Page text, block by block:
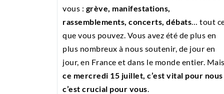
vous : grève, manifestations,
rassemblements, concerts, débats… tout
que vous pouvez. Vous avez été de plus en
plus nombreux à nous soutenir, de jour en
jour, en France et dans le monde entier. Mais
ce mercredi 15 juillet, c’est vital pour
c’est crucial pour vous.